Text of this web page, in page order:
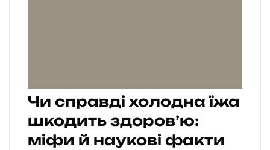
Чи справді холодна їжа
шкодить здоров’ю:
міфи й наукові факти